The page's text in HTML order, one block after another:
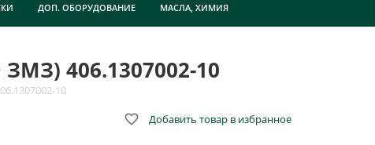
ДОП. ОБОРУДОВАНИЕ МАСЛА, ХИМИЯ
406.1307002-10
10
 Добавить товар в избранное